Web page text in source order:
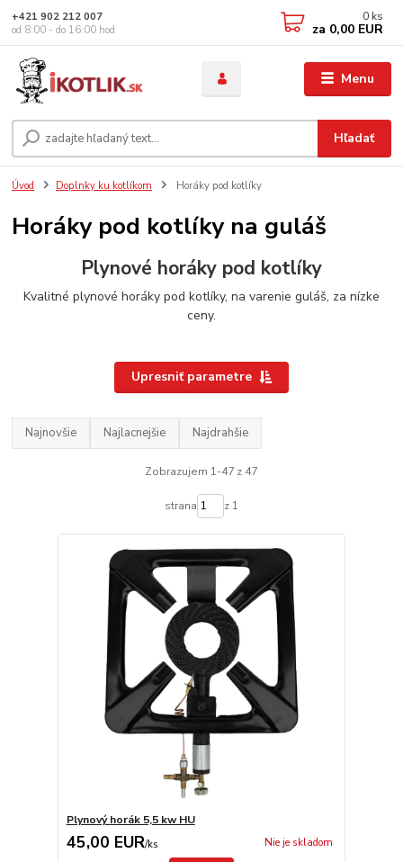
Menu
Hľadať
+421 902 212 007
od 8:00 - do 16:00 hod
0 ks
za 0,00 EUR
Úvod Doplnky ku kotlíkom Horáky pod kotlíky
Horáky pod kotlíky na guláš
Plynové horáky pod kotlíky
Kvalitné plynové horáky pod kotlíky, na varenie guláš, za nízke
ceny.
Upresniť parametre
Najnovšie Najlacnejšie Najdrahšie
Zobrazujem 1-47 z 47
strana z 1
Plynový horák 5,5 kw HU
45,00 EUR/ks Nie je skladom